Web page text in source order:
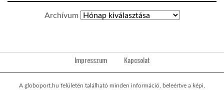
Archívum
Impresszum Kapcsolat
A globoport.hu felületén található minden információ, beleértve a képi,